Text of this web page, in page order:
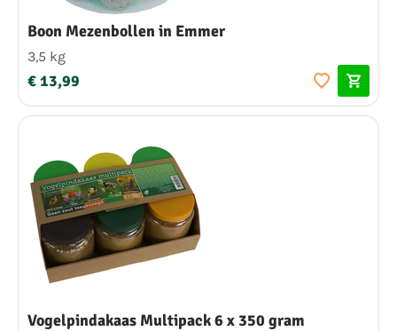
Boon Mezenbollen in Emmer
3,5 kg
€ 13,99
Vogelpindakaas Multipack 6 x 350 gram